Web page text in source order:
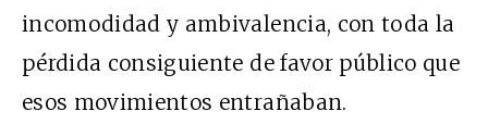
incomodidad y ambivalencia, con toda la
pérdida consiguiente de favor público que
esos movimientos entrañaban.